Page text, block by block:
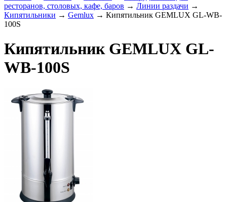
ресторанов, столовых, кафе, баров → Линии раздачи →
Кипятильники → Gemlux → Кипятильник GEMLUX GL-WB-
100S
Кипятильник GEMLUX GL-
WB-100S